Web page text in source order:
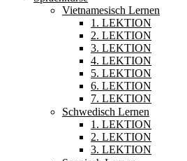
Vietnamesisch Lernen
1. LEKTION
2. LEKTION
3. LEKTION
4. LEKTION
5. LEKTION
6. LEKTION
7. LEKTION
Schwedisch Lernen
1. LEKTION
2. LEKTION
3. LEKTION